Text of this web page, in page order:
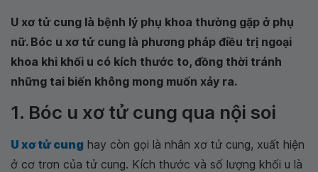
U xơ tử cung là bệnh lý phụ khoa thường gặp ở phụ
nữ. Bóc u xơ tử cung là phương pháp điều trị ngoại
khoa khi khối u có kích thước to, đồng thời tránh
những tai biến không mong muốn xảy ra.
1. Bóc u xơ tử cung qua nội soi
U xơ tử cung hay còn gọi là nhân xơ tử cung, xuất hiện
ở cơ trơn của tử cung. Kích thước và số lượng khối u là